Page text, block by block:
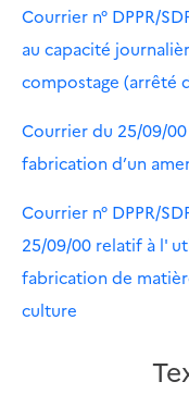
Courrier n° DPPR/
au capacité
compostage (arrêté
Courrier du 25/09/
fabrication d’un
Courrier n° DPPR/
25/09/00 relatif à l'
fabrication de
culture